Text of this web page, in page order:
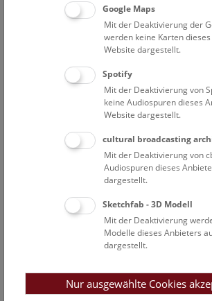
Open Deck: Donau-Auenland
Das Deck 50 ist für alle
zum Mitmachen ein!
NHM Narrenturm:
Ausgehend von der Geschichte des
dessen Bedeutung als erste
gemeinsam mit der Geschichte des alten
Krankenhauses erläutert.
Google Maps
Mit der Deaktivierung der
werden keine Karten
Website dargestellt.
Spotify
Mit der Deaktivierung von
keine Audiospuren dieses
Website dargestellt.
cultural broadcasting
Mit der Deaktivierung von
Audiospuren dieses
dargestellt.
Sketchfab - 3D Modell
Mit der Deaktivierung
Modelle dieses Anbieters
dargestellt.
Nur ausgewählte Cookies